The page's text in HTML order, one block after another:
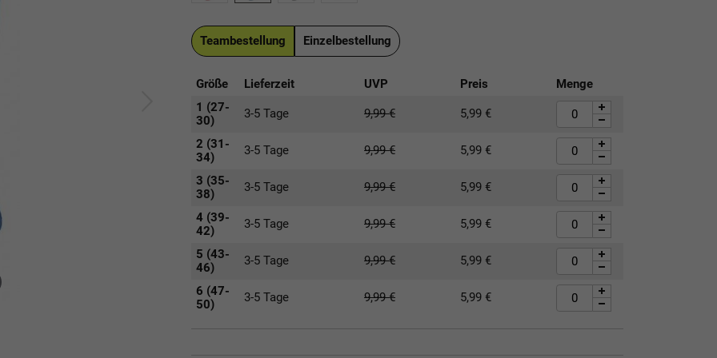
Teambestellung Einzelbestellung
Größe Lieferzeit UVP Preis
Menge
1 (27-
30)
3-5 Tage 9,99€ 5,99 €
2 (31-
34)
3-5 Tage 9,99€ 5,99 €
3 (35-
38)
3-5 Tage 9,99€ 5,99 €
4 (39-
42)
3-5 Tage 9,99€ 5,99 €
5 (43-
46)
3-5 Tage 9,99€ 5,99 €
6 (47-
50)
3-5 Tage 9,99€ 5,99 €